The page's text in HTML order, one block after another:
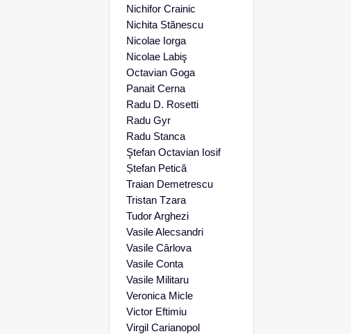
Nichifor Crainic
Nichita Stănescu
Nicolae Iorga
Nicolae Labiş
Octavian Goga
Panait Cerna
Radu D. Rosetti
Radu Gyr
Radu Stanca
Ştefan Octavian Iosif
Ștefan Petică
Traian Demetrescu
Tristan Tzara
Tudor Arghezi
Vasile Alecsandri
Vasile Cârlova
Vasile Conta
Vasile Militaru
Veronica Micle
Victor Eftimiu
Virgil Carianopol